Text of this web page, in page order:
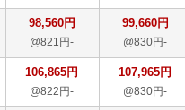
98,560円
@821円-
99,660円
@830円-
106,865円
@822円-
107,965円
@830円-